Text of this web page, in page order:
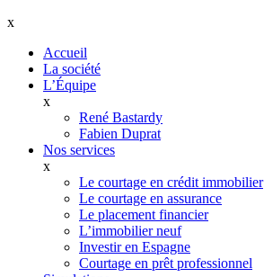
x
Accueil
La société
L’Équipe
x
René Bastardy
Fabien Duprat
Nos services
x
Le courtage en crédit immobilier
Le courtage en assurance
Le placement financier
L’immobilier neuf
Investir en Espagne
Courtage en prêt professionnel